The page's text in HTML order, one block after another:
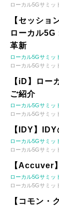
ローカル5Gサミッ
【セッショ
ローカル5G
革新
ローカル5Gサミッ
ローカル5Gサミッ
【iD】ロー
ご紹介
ローカル5Gサミッ
ローカル5Gサミッ
【IDY】
ローカル5Gサミッ
ローカル5Gサミッ
【Accuver
ローカル5Gサミッ
ローカル5Gサミッ
【コモン・